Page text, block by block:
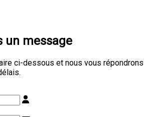
un message
ci-dessous et nous vous répondrons